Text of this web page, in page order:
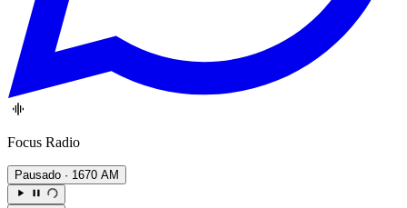
Focus Radio
Pausado · 1670 AM